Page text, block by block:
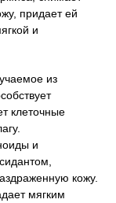
придает ей
и
из
клеточные
и
кожу.
мягким